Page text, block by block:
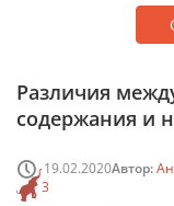
Различия
содержания и
19.02.2020Автор:
3